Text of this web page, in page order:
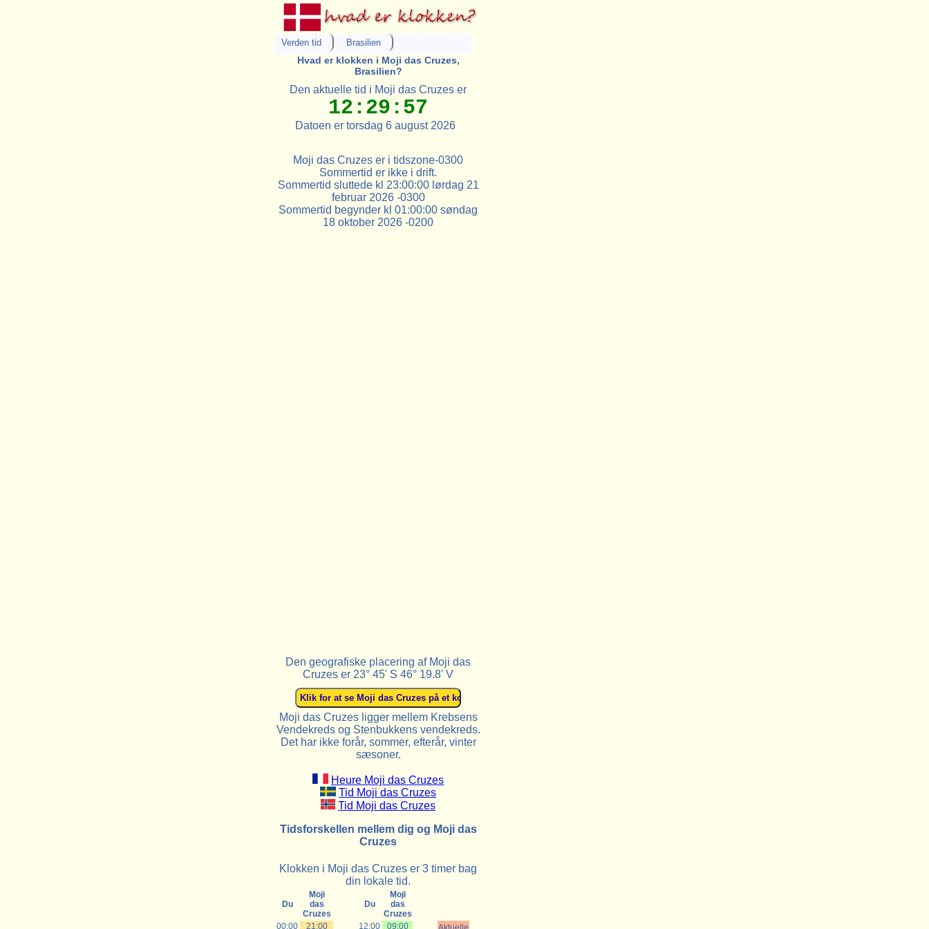
Verden tid Brasilien
Hvad er klokken i Moji das Cruzes,
Brasilien?
Den aktuelle tid i Moji das Cruzes er
12:29:57
Datoen er torsdag 6 august 2026
Moji das Cruzes er i tidszone-0300
Sommertid er ikke i drift.
Sommertid sluttede kl 23:00:00 lørdag 21
februar 2026 -0300
Sommertid begynder kl 01:00:00 søndag
18 oktober 2026 -0200
Den geografiske placering af Moji das
Cruzes er 23° 45' S 46° 19.8' V
Moji das Cruzes ligger mellem Krebsens
Vendekreds og Stenbukkens vendekreds.
Det har ikke forår, sommer, efterår, vinter
sæsoner.
Heure Moji das Cruzes
Tid Moji das Cruzes
Tid Moji das Cruzes
Tidsforskellen mellem dig og Moji das
Cruzes
Klokken i Moji das Cruzes er 3 timer bag
din lokale tid.
Du
Moji
das
Cruzes
Du
Moji
das
Cruzes
00:00
21:00 12:00 09:00